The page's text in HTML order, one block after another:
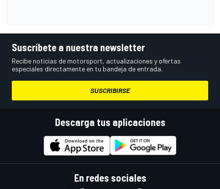
Suscríbete a nuestra newsletter
Recibe noticias de motorsport, actualizaciones y ofertas
especiales directamente en tu bandeja de entrada.
SUSCRIBIRSE
Descarga tus aplicaciones
En redes sociales